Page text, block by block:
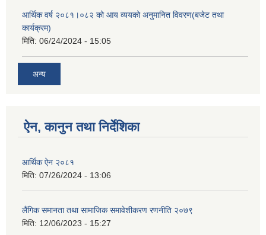
आर्थिक वर्ष २०८१।०८२ को आय व्ययको अनुमानित विवरण(बजेट तथा
कार्यक्रम)
मिति: 06/24/2024 - 15:05
अन्य
ऐन, कानुन तथा निर्देशिका
आर्थिक ऐन २०८१
मिति: 07/26/2024 - 13:06
लैंगिक समानता तथा सामाजिक समावेशीकरण रणनीति २०७९
मिति: 12/06/2023 - 15:27